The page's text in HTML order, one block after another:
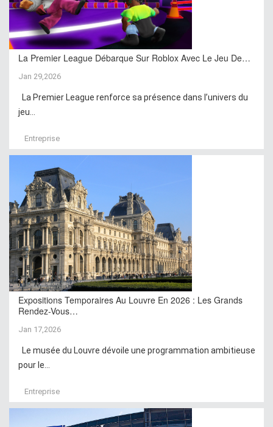
La Premier League Débarque Sur Roblox Avec Le Jeu De…
Jan 29,2026
La Premier League renforce sa présence dans l’univers du
jeu...
Entreprise
Expositions Temporaires Au Louvre En 2026 : Les Grands
Rendez-Vous…
Jan 17,2026
Le musée du Louvre dévoile une programmation ambitieuse
pour le...
Entreprise